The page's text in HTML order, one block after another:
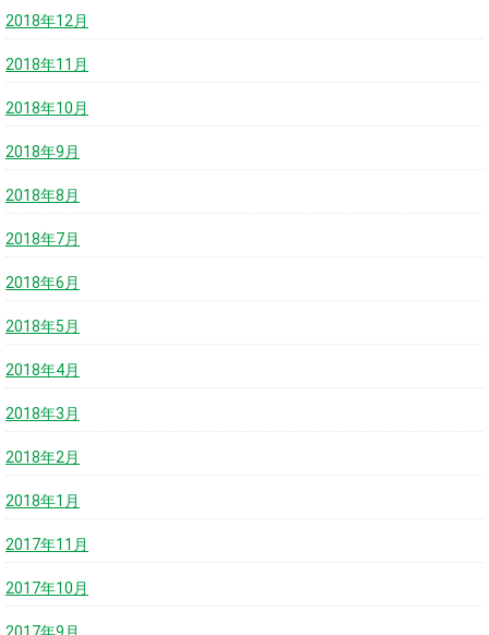
2018年12月
2018年11月
2018年10月
2018年9月
2018年8月
2018年7月
2018年6月
2018年5月
2018年4月
2018年3月
2018年2月
2018年1月
2017年11月
2017年10月